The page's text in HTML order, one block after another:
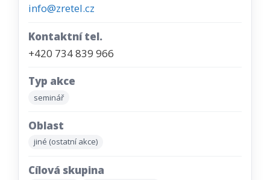
info@zretel.cz
Kontaktní tel.
+420 734 839 966
Typ akce
seminář
Oblast
jiné (ostatní akce)
Cílová skupina